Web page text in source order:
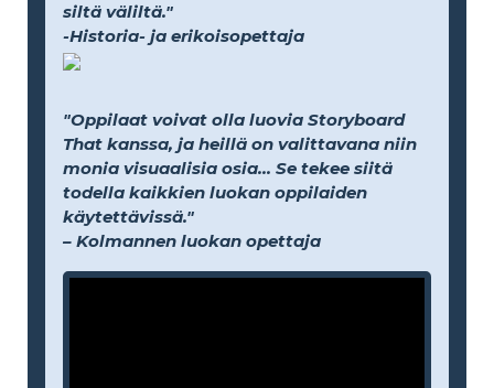
siltä väliltä."
-Historia- ja erikoisopettaja
"Oppilaat voivat olla luovia Storyboard
That kanssa, ja heillä on valittavana niin
monia visuaalisia osia... Se tekee siitä
todella kaikkien luokan oppilaiden
käytettävissä."
– Kolmannen luokan opettaja